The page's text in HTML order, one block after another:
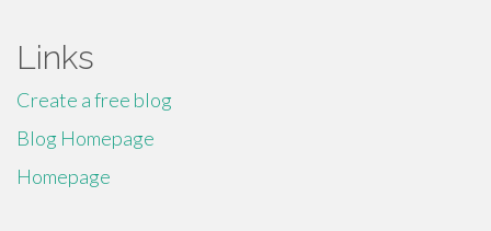
Links
Create a free blog
Blog Homepage
Homepage